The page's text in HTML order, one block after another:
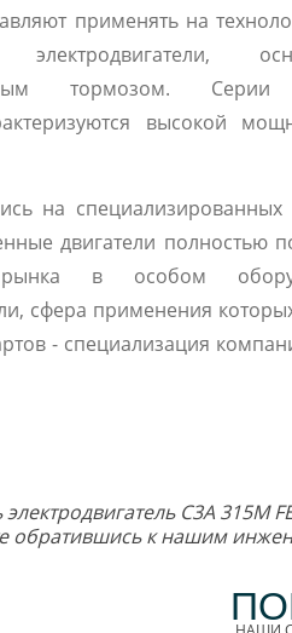
применять на
электродвигатели,
тормозом.
высокой
на специализированных
двигатели полностью
рынка в особом
сфера применения
- специализация
электродвигатель C3A
обратившись к нашим